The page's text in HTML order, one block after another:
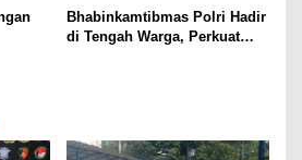
Masyarakat Tetap Terjaga
Bhabinkamtibmas Polri Hadir
di Tengah Warga, Perkuat